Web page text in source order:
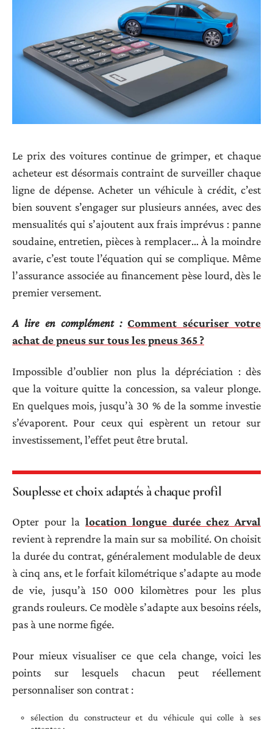
Le prix des voitures continue de grimper, et chaque
acheteur est désormais contraint de surveiller chaque
ligne de dépense. Acheter un véhicule à crédit, c’est
bien souvent s’engager sur plusieurs années, avec des
mensualités qui s’ajoutent aux frais imprévus : panne
soudaine, entretien, pièces à remplacer… À la moindre
avarie, c’est toute l’équation qui se complique. Même
l’assurance associée au financement pèse lourd, dès le
premier versement.
A lire en complément : Comment sécuriser votre
achat de pneus sur tous les pneus 365 ?
Impossible d’oublier non plus la dépréciation : dès
que la voiture quitte la concession, sa valeur plonge.
En quelques mois, jusqu’à 30 % de la somme investie
s’évaporent. Pour ceux qui espèrent un retour sur
investissement, l’effet peut être brutal.
Souplesse et choix adaptés à chaque profil
Opter pour lalocation longue durée chez Arval
revient à reprendre la main sur sa mobilité. On choisit
la durée du contrat, généralement modulable de deux
à cinq ans, et le forfait kilométrique s’adapte au mode
de vie, jusqu’à 150 000 kilomètres pour les plus
grands rouleurs. Ce modèle s’adapte aux besoins réels,
pas à une norme figée.
Pour mieux visualiser ce que cela change, voici les
points sur lesquels chacun peut réellement
personnaliser son contrat :
sélection du constructeur et du véhicule qui colle à ses